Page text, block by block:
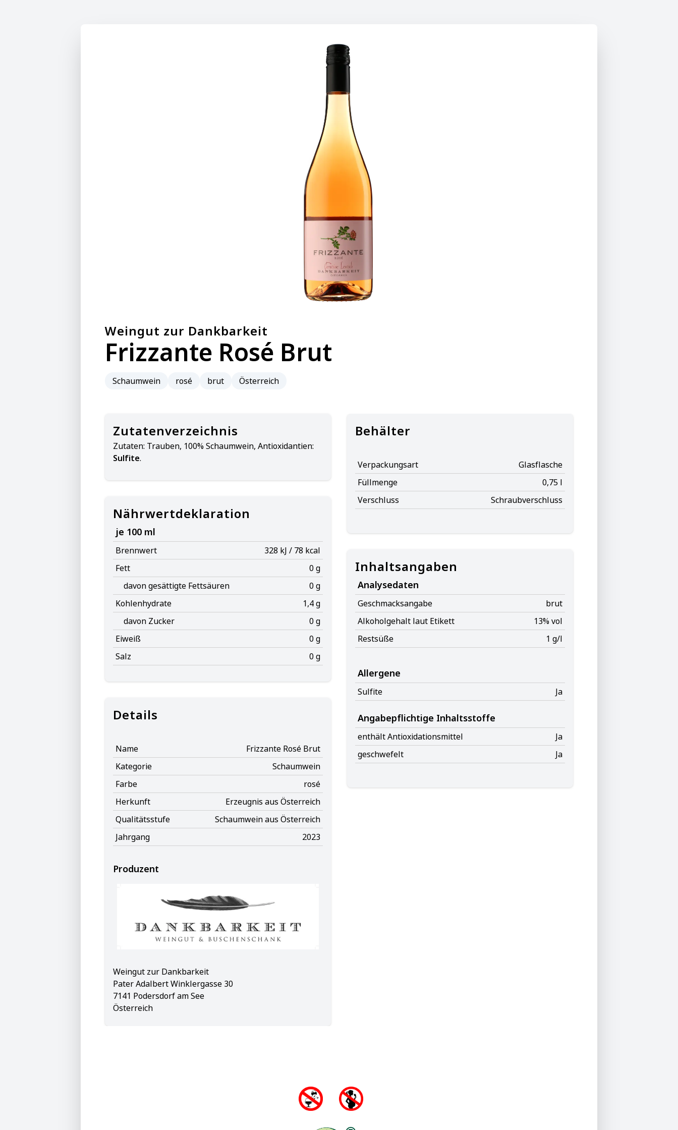
Weingut zur Dankbarkeit
Frizzante Rosé Brut
Schaumwein rosé brut Österreich
Zutatenverzeichnis
Zutaten: Trauben, 100% Schaumwein, Antioxidantien:
Sulfite.
Nährwertdeklaration
je 100 ml
Brennwert
328 kJ / 78 kcal
Fett
0 g
davon gesättigte Fettsäuren
0 g
Kohlenhydrate
1,4 g
davon Zucker
0 g
Eiweiß
0 g
Salz
0 g
Details
Name
Frizzante Rosé Brut
Kategorie
Schaumwein
Farbe
rosé
Herkunft
Erzeugnis aus Österreich
Qualitätsstufe
Schaumwein aus Österreich
Jahrgang
2023
Produzent
Weingut zur Dankbarkeit
Pater Adalbert Winklergasse 30
7141 Podersdorf am See
Österreich
Behälter
Verpackungsart
Glasflasche
Füllmenge
0,75 l
Verschluss
Schraubverschluss
Inhaltsangaben
Analysedaten
Geschmacksangabe
brut
Alkoholgehalt laut Etikett
13% vol
Restsüße
1 g/l
Allergene
Sulfite Ja
Angabepflichtige Inhaltsstoffe
enthält Antioxidationsmittel
Ja
geschwefelt
Ja